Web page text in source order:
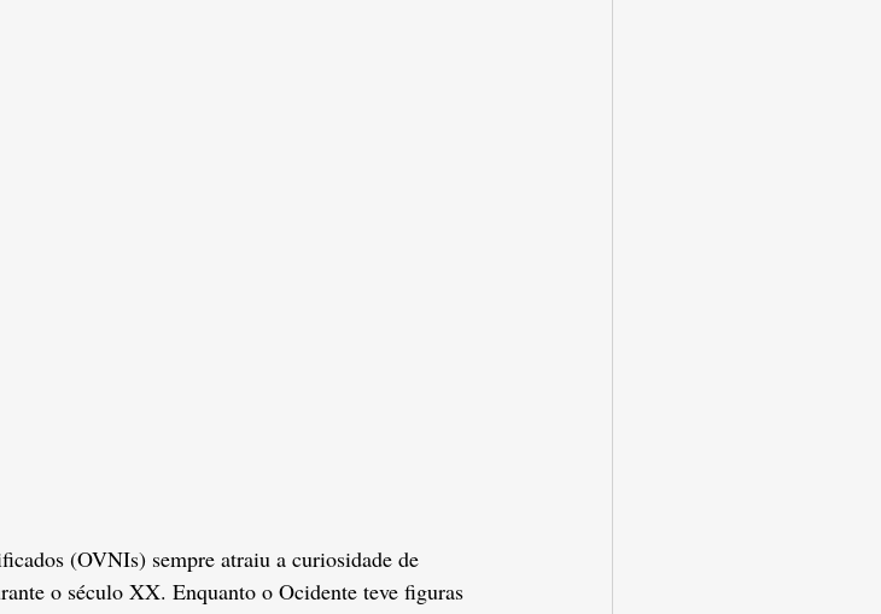
(OVNIs) sempre atraiu a curiosidade de
o século XX. Enquanto o Ocidente teve figuras